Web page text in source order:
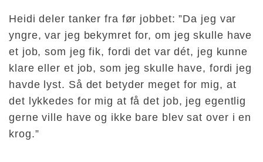
Heidi deler tanker fra før jobbet: ”Da jeg var
yngre, var jeg bekymret for, om jeg skulle have
et job, som jeg fik, fordi det var dét, jeg kunne
klare eller et job, som jeg skulle have, fordi jeg
havde lyst. Så det betyder meget for mig, at
det lykkedes for mig at få det job, jeg egentlig
gerne ville have og ikke bare blev sat over i en
krog.”